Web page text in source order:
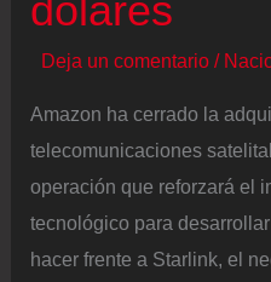
dólares
Deja un comentario /
Amazon ha cerrado la
telecomunicaciones
operación que reforzará el
tecnológico para
hacer frente a Starlink, el